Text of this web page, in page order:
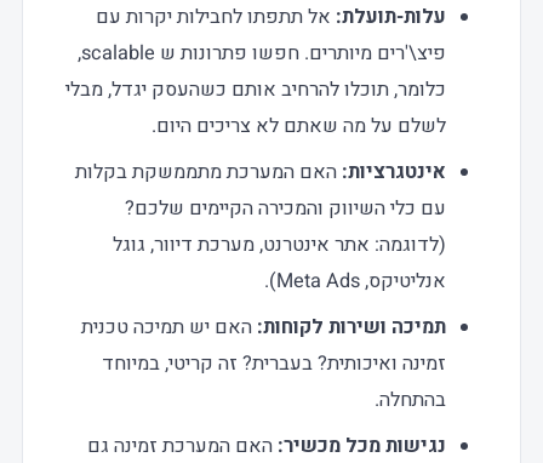
עלות-תועלת: אל תתפתו לחבילות יקרות עם
פיצ\'רים מיותרים. חפשו פתרונות ש scalable,
כלומר, תוכלו להרחיב אותם כשהעסק יגדל, מבלי
לשלם על מה שאתם לא צריכים היום.
אינטגרציות: האם המערכת מתממשקת בקלות
עם כלי השיווק והמכירה הקיימים שלכם?
(לדוגמה: אתר אינטרנט, מערכת דיוור, גוגל
אנליטיקס, Meta Ads).
תמיכה ושירות לקוחות: האם יש תמיכה טכנית
זמינה ואיכותית? בעברית? זה קריטי, במיוחד
בהתחלה.
נגישות מכל מכשיר: האם המערכת זמינה גם